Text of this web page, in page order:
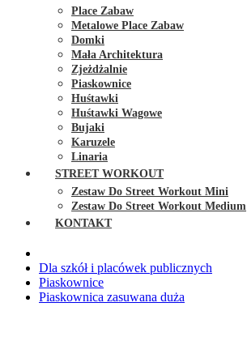
Place Zabaw
Metalowe Place Zabaw
Domki
Mała Architektura
Zjeżdżalnie
Piaskownice
Huśtawki
Huśtawki Wagowe
Bujaki
Karuzele
Linaria
STREET WORKOUT
Zestaw Do Street Workout Mini
Zestaw Do Street Workout Medium
KONTAKT
Dla szkół i placówek publicznych
Piaskownice
Piaskownica zasuwana duża